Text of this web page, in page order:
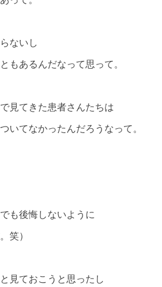
ないし
もあるんだなって思って。
見てきた患者さんたちは
いてなかったんだろうなって。
も後悔しないように
笑）
見ておこうと思ったし